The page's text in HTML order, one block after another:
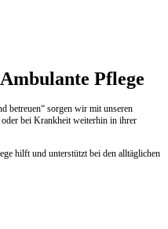
Pflege
betreuen“ sorgen wir mit unseren
bei Krankheit weiterhin in ihrer
hilft und unterstützt bei den alltäglichen